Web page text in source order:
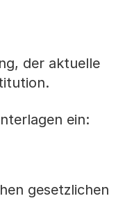
der aktuelle
ein:
gesetzlichen